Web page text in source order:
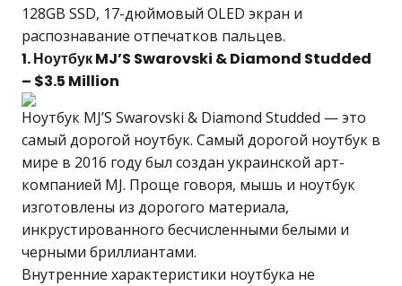
128GB SSD, 17-дюймовый OLED экран и
распознавание отпечатков пальцев.
1. Ноутбук MJ’S Swarovski & Diamond Studded
– $3.5 Million
Ноутбук MJ’S Swarovski & Diamond Studded — это
самый дорогой ноутбук. Самый дорогой ноутбук в
мире в 2016 году был создан украинской арт-
компанией MJ. Проще говоря, мышь и ноутбук
изготовлены из дорогого материала,
инкрустированного бесчисленными белыми и
черными бриллиантами.
Внутренние характеристики ноутбука не